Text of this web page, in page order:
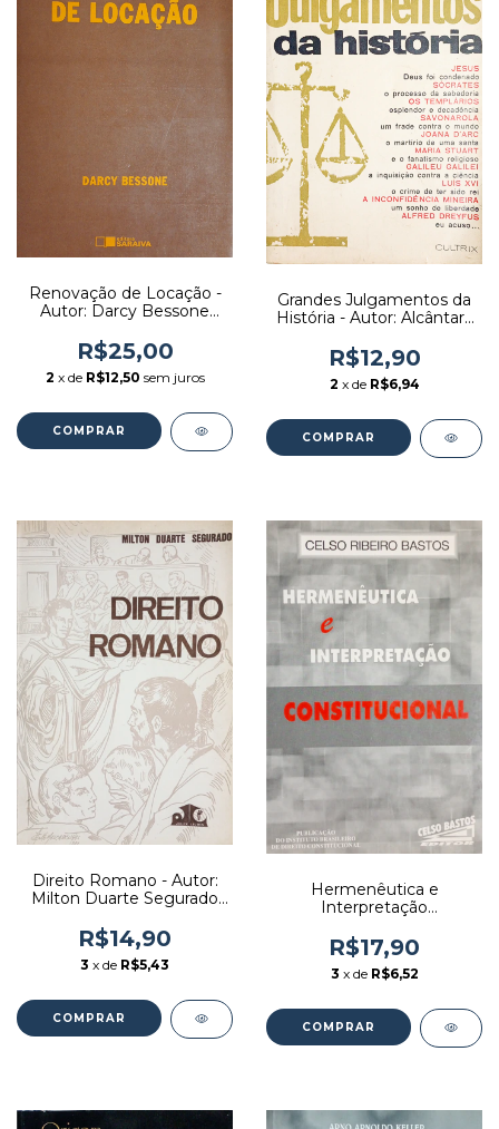
Renovação de Locação -
Autor: Darcy Bessone
R$25,00
2 x de R$12,50 sem juros
Grandes Julgamentos da
História - Autor: Alcântara
R$12,90
2 x de R$6,94
Direito Romano - Autor:
Milton Duarte Segurado
R$14,90
3 x de R$5,43
Hermenêutica e
Interpretação
Celso Ribeiro Bastos
(1997) [usado]
R$17,90
3 x de R$6,52